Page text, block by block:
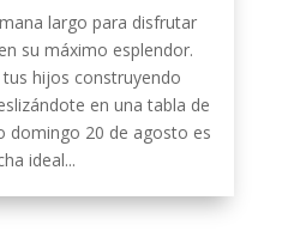
largo para disfrutar
su máximo esplendor.
hijos construyendo
en una tabla de
domingo 20 de agosto es
ideal...